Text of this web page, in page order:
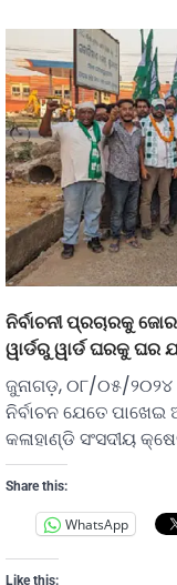
ନିର୍ବାଚନୀ ପ୍ରଚାରକୁ
ୱାର୍ଡରୁ ୱାର୍ଡ ଘରକୁ ଘର
ଜୁନାଗଡ଼, ୦୮/୦୫/୨୦୨୪
ନିର୍ବାଚନ ଯେତେ
କଳାହାଣ୍ଡି ସଂସଦୀୟ
Share this:
WhatsApp
Like this: